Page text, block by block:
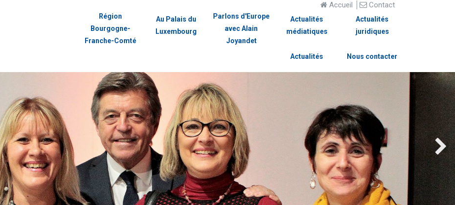
Accueil Contact
Région
Bourgogne-
Franche-Comté
Au Palais du
Luxembourg
Parlons d'Europe
avec Alain
Joyandet
Actualités
médiatiques
Actualités
juridiques
Actualités Nous contacter